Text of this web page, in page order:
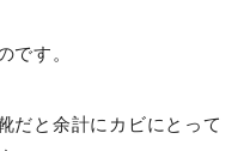
です。
だと余計にカビにとって